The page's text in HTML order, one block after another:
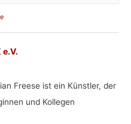
e.V.
Freese ist ein Künstler, der
und Kollegen